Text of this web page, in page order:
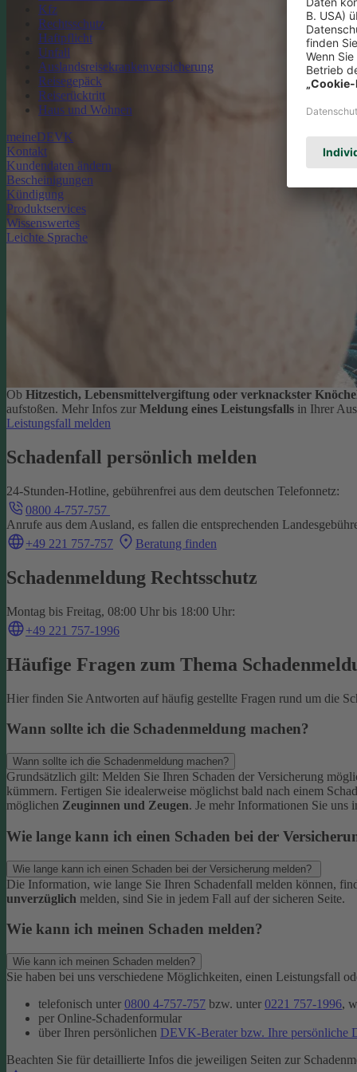
Kfz
Rechtsschutz
Haftpflicht
Unfall
Auslandsreisekrankenversicherung
Reisegepäck
Reiserücktritt
Haus und Wohnen
meineDEVK
Kontakt
Kundendaten ändern
Bescheinigungen
Kündigung
Produktservices
Wissenswertes
Leichte Sprache
Ob Hitzestich, Lebensmittelvergiftung oder verknackster
aufstoßen. Mehr Infos zur Meldung eines Leistungsfalls in Ihrer
Leistungsfall melden
Schadenfall persönlich melden
24-Stunden-Hotline, gebührenfrei aus dem deutschen Telefonnetz:
0800 4-757-757
Anrufe aus dem Ausland, es fallen die entsprechenden
+49 221 757-757
Beratung finden
Schadenmeldung Rechtsschutz
Montag bis Freitag, 08:00 Uhr bis 18:00 Uhr:
+49 221 757-1996
Häufige Fragen zum Thema
Hier finden Sie Antworten auf häufig gestellte Fragen rund um die
Wann sollte ich die Schadenmeldung machen?
Wann sollte ich die Schadenmeldung machen?
Grundsätzlich gilt: Melden Sie Ihren Schaden der Versicherung
kümmern. Fertigen Sie idealerweise möglichst bald nach einem
möglichen Zeuginnen und Zeugen. Je mehr Informationen Sie uns
Wie lange kann ich einen Schaden bei der
Wie lange kann ich einen Schaden bei der Versicherung melden?
Die Information, wie lange Sie Ihren Schadenfall melden können,
unverzüglich melden, sind Sie in jedem Fall auf der sicheren Seite.
Wie kann ich meinen Schaden melden?
Wie kann ich meinen Schaden melden?
Sie haben bei uns verschiedene Möglichkeiten, einen Leistungsfall
telefonisch unter 0800 4-757-757 bzw. unter 0221 757-1996,
per Online-Schadenformular
über Ihren persönlichen DEVK-Berater bzw. Ihre persönliche
Beachten Sie für detaillierte Infos die jeweiligen Seiten zur